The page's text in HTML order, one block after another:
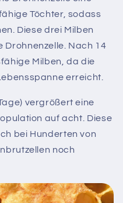
Töchter, sodass
Diese drei Milben
Drohnenzelle. Nach 14
Milben, da die
erreicht.
vergrößert eine
auf acht. Diese
bei Hunderten von
noch